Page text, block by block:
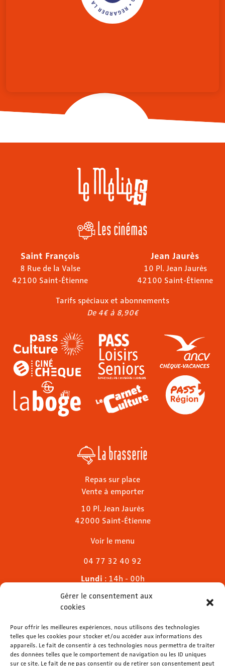
Gérer le consentement aux
cookies
Pour offrir les meilleures expériences, nous utilisons des technologies
telles que les cookies pour stocker et/ou accéder aux informations des
appareils. Le fait de consentir à ces technologies nous permettra de traiter
des données telles que le comportement de navigation ou les ID uniques
sur ce site. Le fait de ne pas consentir ou de retirer son consentement peut
Les cinémas
Saint François
8 Rue de la Valse
42100 Saint-Étienne
Jean Jaurès
10 Pl. Jean Jaurès
42100 Saint-Étienne
Tarifs spéciaux et abonnements
De 4€ à 8,90€
La brasserie
Repas sur place
Vente à emporter
10 Pl. Jean Jaurès
42000 Saint-Étienne
Voir le menu
04 77 32 40 92
Lundi : 14h - 00h
Mardi & mercredi
Jeudi
Dimanche: 11h - 00h